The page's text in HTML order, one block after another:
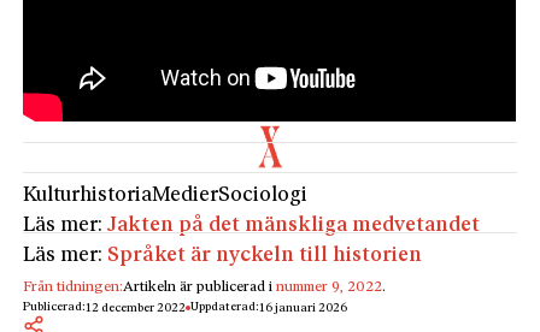
KulturhistoriaMedierSociologi
Läs mer:Jakten på det mänskliga medvetandet
Läs mer: Språket är nyckeln till historien
Från tidningen:Artikeln är publicerad inummer 9, 2022.
Publicerad:12 december 2022 Uppdaterad:16 januari 2026